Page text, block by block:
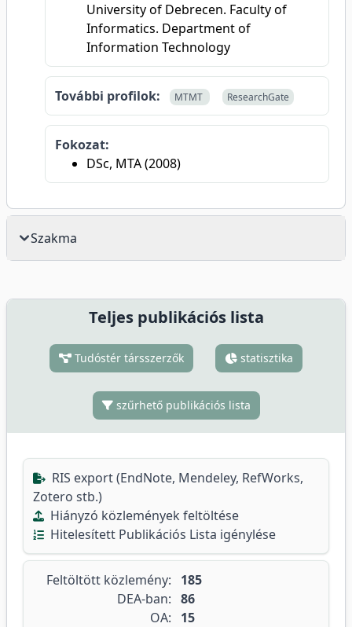
University of Debrecen. Faculty of
Informatics. Department of
Information Technology
További profilok: MTMT ResearchGate
Fokozat:
DSc, MTA (2008)
Szakma
Teljes publikációs lista
Tudóstér társszerzők statisztika
szűrhető publikációs lista
RIS export (EndNote, Mendeley, RefWorks,
Zotero stb.)
Hiányzó közlemények feltöltése
Hitelesített Publikációs Lista igénylése
Feltöltött közlemény:
185
DEA-ban: 86
OA:
15